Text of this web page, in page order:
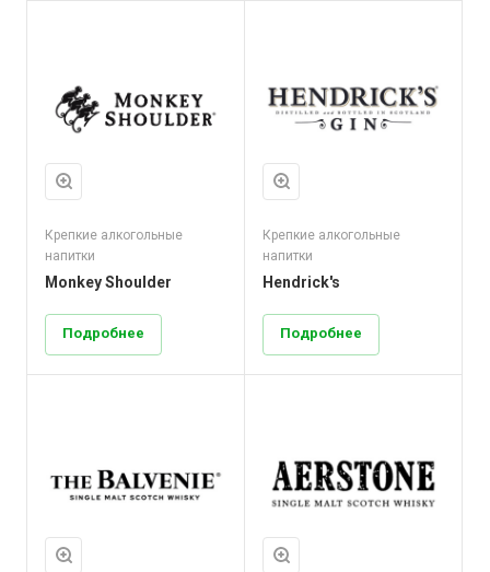
Крепкие алкогольные
напитки
Monkey Shoulder
Подробнее
Крепкие алкогольные
напитки
Hendrick's
Подробнее